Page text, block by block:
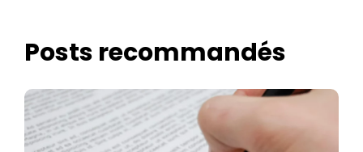
Posts recommandés